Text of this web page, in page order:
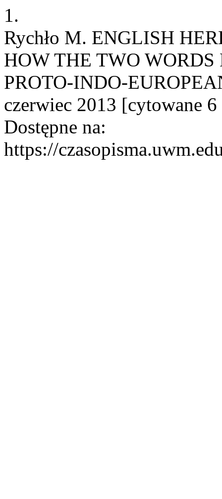
1.
Rychło M. ENGLISH
HOW THE TWO
PROTO-INDO-
czerwiec 2013 [cytowane
Dostępne na:
https://